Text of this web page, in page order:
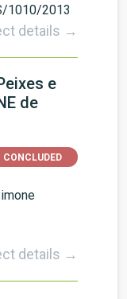
1010/2013
details →
e
de
CONCLUDED
details →